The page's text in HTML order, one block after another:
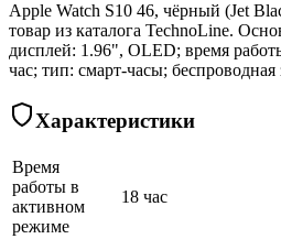
Apple Watch S10 46, чёрный (Jet
товар из каталога TechnoLine.
дисплей: 1.96", OLED; время
час; тип: смарт-часы; беспроводная
Характеристики
Время
работы в
активном
режиме
18 час